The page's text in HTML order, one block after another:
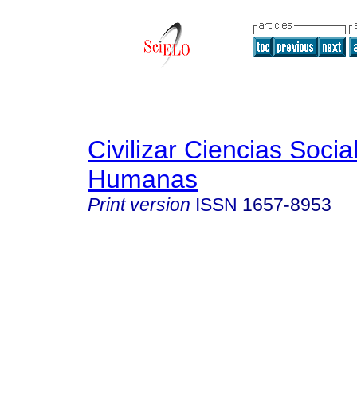
Civilizar Ciencias
Humanas
Print version ISSN 1657-8953